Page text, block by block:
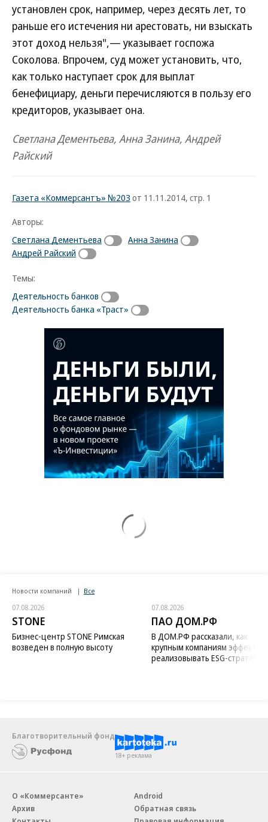
установлен срок, например, через десять лет, то
раньше его истечения ни арестовать, ни взыскать
этот доход нельзя",— указывает госпожа
Соколова. Впрочем, суд может установить, что,
как только наступает срок для выплат
бенефициару, деньги перечисляются в пользу его
кредиторов, указывает она.
Светлана Дементьева, Анна Занина, Андрей
Райский
Газета «Коммерсантъ» №203 от 11.11.2014, стр. 1
Авторы:
Светлана Дементьева
Анна Занина
Андрей Райский
Темы:
Деятельность банков
Деятельность банка «Траст»
Новости компаний Все
07.08.2026
STONE
Бизнес-центр STONE Римская
возведен в полную высоту
07.08.2026
ПАО ДОМ.РФ
В ДОМ.РФ рассказали, как
крупным компаниям
реализовывать ESG-стратегию
Благотворительный фонд
18+ реклама
О «Коммерсанте»
Архив
Android
Обратная связь